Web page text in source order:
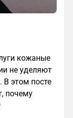
кожаные
не уделяют
В этом посте
почему